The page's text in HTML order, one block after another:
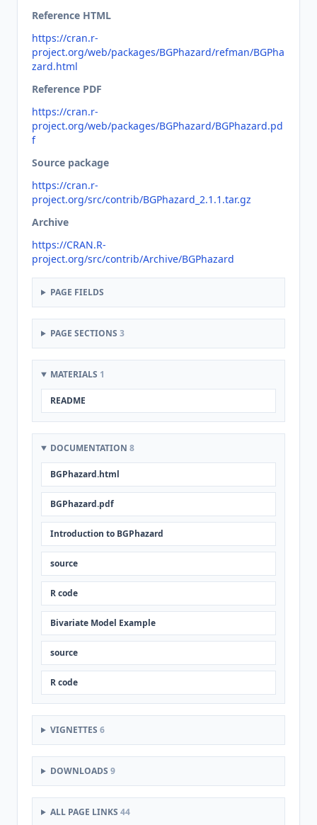
Reference HTML
https://cran.r-
project.org/web/packages/BGPhazard/refman/BGPha
zard.html
Reference PDF
https://cran.r-
project.org/web/packages/BGPhazard/BGPhazard.pd
f
Source package
https://cran.r-
project.org/src/contrib/BGPhazard_2.1.1.tar.gz
Archive
https://CRAN.R-
project.org/src/contrib/Archive/BGPhazard
PAGE FIELDS
PAGE SECTIONS 3
MATERIALS 1
README
DOCUMENTATION 8
BGPhazard.html
BGPhazard.pdf
Introduction to BGPhazard
source
R code
Bivariate Model Example
source
R code
VIGNETTES 6
DOWNLOADS 9
ALL PAGE LINKS 44